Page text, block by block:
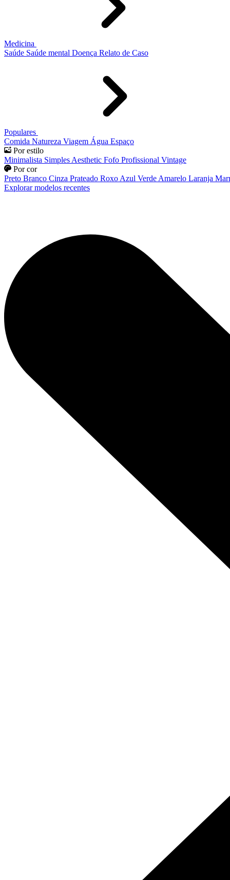
Medicina
Saúde Saúde mental Doença Relato de Caso
Populares
Comida Natureza Viagem Água Espaço
Por estilo
Minimalista Simples Aesthetic Fofo Profissional Vintage
Por cor
Preto Branco Cinza Prateado Roxo Azul Verde Amarelo Laranja
Explorar modelos recentes